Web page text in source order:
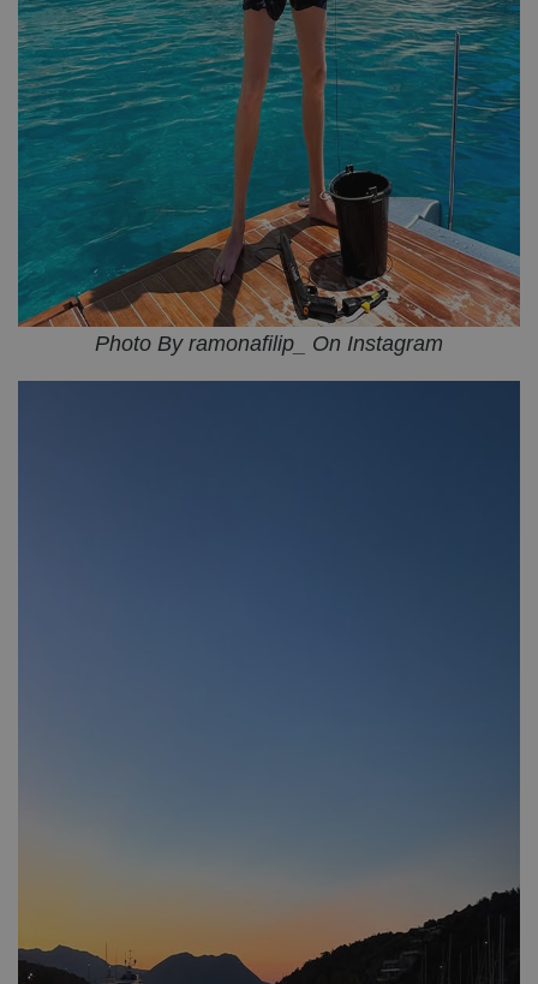
Photo By ramonafilip_ On Instagram